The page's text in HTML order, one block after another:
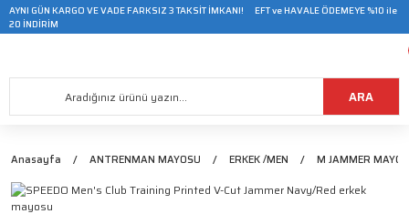
AYNI GÜN KARGO VE VADE FARKSIZ 3 TAKSİT İMKANI! EFT ve HAVALE ÖDEMEYE %10 ile
20 İNDİRİM
ARA
Anasayfa ANTRENMAN MAYOSU ERKEK /MEN M JAMMER MAYO/